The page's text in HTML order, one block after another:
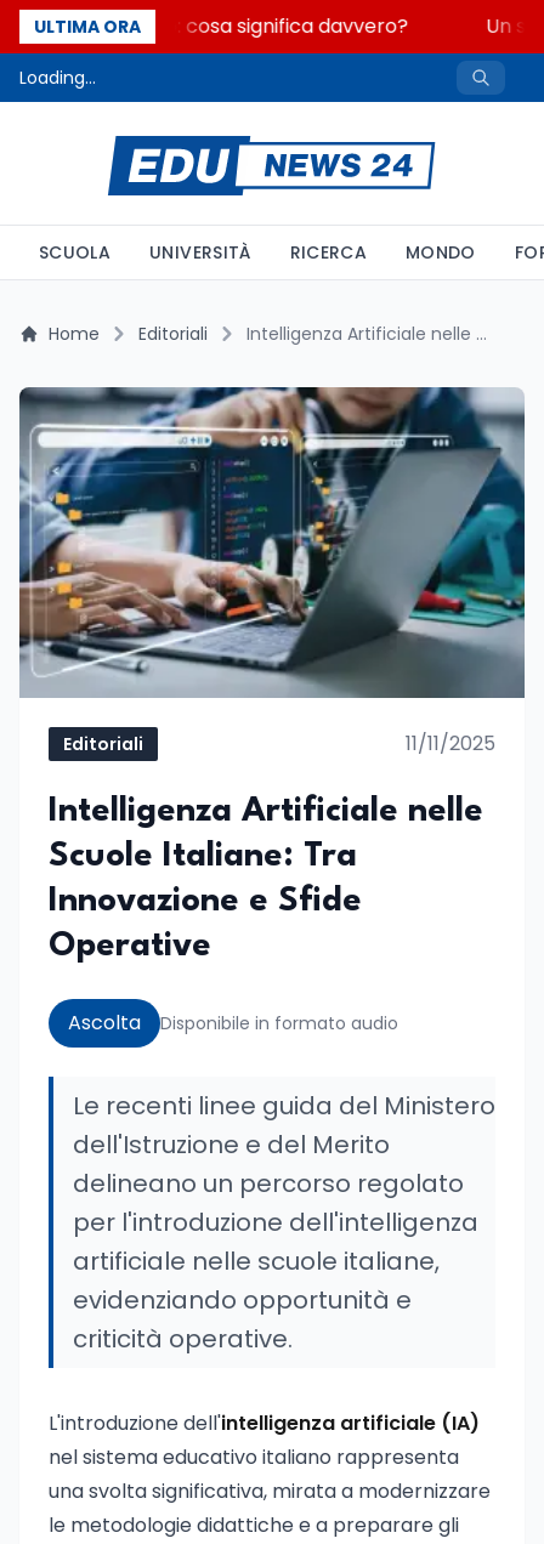
ULTIMA ORA
Fondo perduto: cosa significa davvero? Un
Loading...
SCUOLA UNIVERSITÀ RICERCA MONDO
Home Editoriali Intelligenza Artificiale nelle Scuole Italiane: Tra Innovazione e Sfide Operative
Editoriali 11/11/2025
Intelligenza Artificiale nelle
Scuole Italiane: Tra
Innovazione e Sfide
Operative
Ascolta Disponibile in formato audio
Le recenti linee guida del Ministero
dell'Istruzione e del Merito
delineano un percorso regolato
per l'introduzione dell'intelligenza
artificiale nelle scuole italiane,
evidenziando opportunità e
criticità operative.
L'introduzione dell'intelligenza artificiale (IA)
nel sistema educativo italiano rappresenta
una svolta significativa, mirata a modernizzare
le metodologie didattiche e a preparare gli